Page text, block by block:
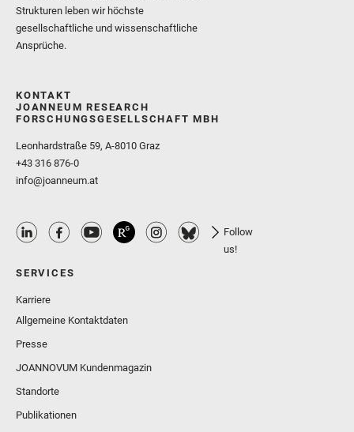
Strukturen leben wir höchste
gesellschaftliche und wissenschaftliche
Ansprüche.
KONTAKT
JOANNEUM RESEARCH
FORSCHUNGSGESELLSCHAFT MBH
Leonhardstraße 59, A-8010 Graz
+43 316 876-0
info@joanneum.at
Follow
us!
SERVICES
Karriere
Allgemeine Kontaktdaten
Presse
JOANNOVUM Kundenmagazin
Standorte
Publikationen